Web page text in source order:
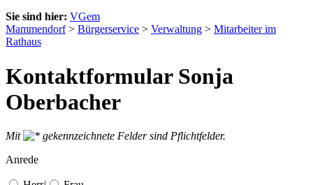
Sie sind hier: VGem
Mammendorf> Bürgerservice > Verwaltung > Mitarbeiter im
Rathaus
Kontaktformular Sonja
Oberbacher
Mit
gekennzeichnete Felder sind Pflichtfelder.
Anrede